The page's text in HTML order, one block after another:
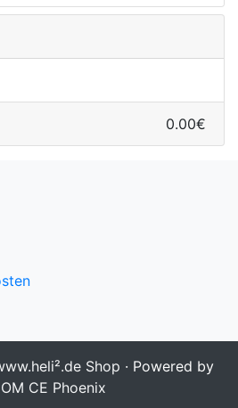
0.00€
Shop · Powered by
CE Phoenix